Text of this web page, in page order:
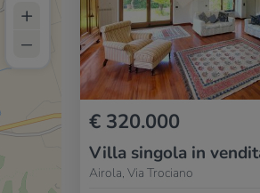
€ 320.000
Villa singola in
Airola, Via Trociano
+
–